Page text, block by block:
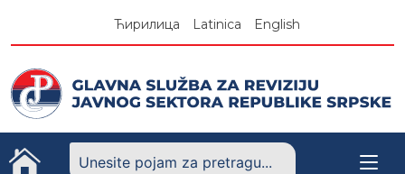
Ћирилица Latinica English